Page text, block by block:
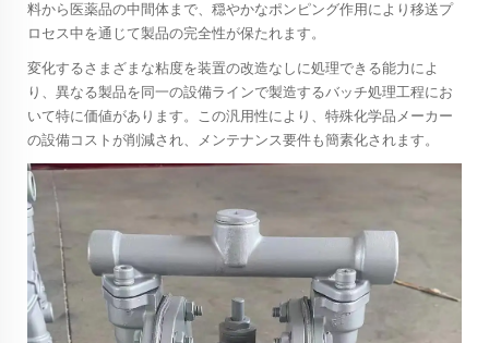
料から医薬品の中間体まで、穏やかなポンピング作用により移送プ
ロセス中を通じて製品の完全性が保たれます。
変化するさまざまな粘度を装置の改造なしに処理できる能力によ
り、異なる製品を同一の設備ラインで製造するバッチ処理工程にお
いて特に価値があります。この汎用性により、特殊化学品メーカー
の設備コストが削減され、メンテナンス要件も簡素化されます。